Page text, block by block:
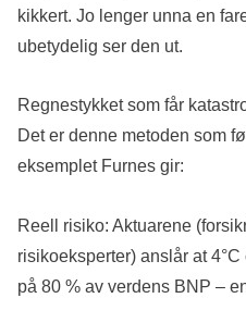
kikkert. Jo lenger unna en
ubetydelig ser den ut.
Regnestykket som får
Det er denne metoden som
eksemplet Furnes gir:
Reell risiko: Aktuarene
risikoeksperter) anslår at
på 80 % av verdens BNP –